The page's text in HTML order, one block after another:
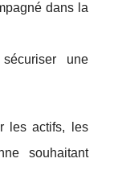
dans la
une
les actifs, les
souhaitant